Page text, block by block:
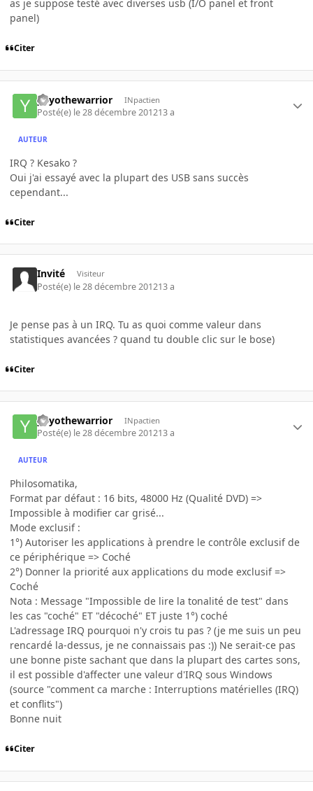
as je suppose testé avec diverses usb (I/O panel et front
panel)
Citer
yoyothewarrior INpactien
Posté(e) le 28 décembre 201213 a
AUTEUR
IRQ ? Kesako ?
Oui j'ai essayé avec la plupart des USB sans succès
cependant...
Citer
Invité Visiteur
Posté(e) le 28 décembre 201213 a
Je pense pas à un IRQ. Tu as quoi comme valeur dans
statistiques avancées ? quand tu double clic sur le bose)
Citer
yoyothewarrior INpactien
Posté(e) le 28 décembre 201213 a
AUTEUR
Philosomatika,
Format par défaut : 16 bits, 48000 Hz (Qualité DVD) =>
Impossible à modifier car grisé...
Mode exclusif :
1°) Autoriser les applications à prendre le contrôle exclusif de
ce périphérique => Coché
2°) Donner la priorité aux applications du mode exclusif =>
Coché
Nota : Message "Impossible de lire la tonalité de test" dans
les cas "coché" ET "décoché" ET juste 1°) coché
L'adressage IRQ pourquoi n'y crois tu pas ? (je me suis un peu
rencardé la-dessus, je ne connaissais pas :)) Ne serait-ce pas
une bonne piste sachant que dans la plupart des cartes sons,
il est possible d'affecter une valeur d'IRQ sous Windows
(source "comment ca marche : Interruptions matérielles (IRQ)
et conflits")
Bonne nuit
Citer